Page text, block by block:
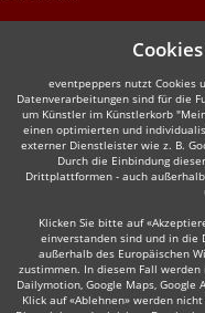
eventpeppers nutzt Cookies
Datenverarbeitungen sind für die
um Künstler im Künstlerkorb
einen optimierten und
externer Dienstleister wie z. B.
Durch die Einbindung
Drittplattformen - auch
Klicken Sie bitte auf
einverstanden sind und in
außerhalb des Europäischen
zustimmen. In diesem Fall werden
Dailymotion, Google Maps,
Klick auf «Ablehnen» werden